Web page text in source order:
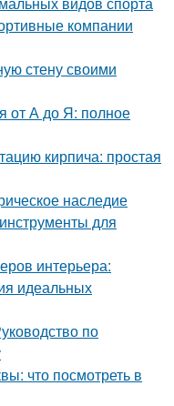
компании
стену своими
от А до Я: полное
кирпича: простая
наследие
для
интерьера:
идеальных
по
что посмотреть в